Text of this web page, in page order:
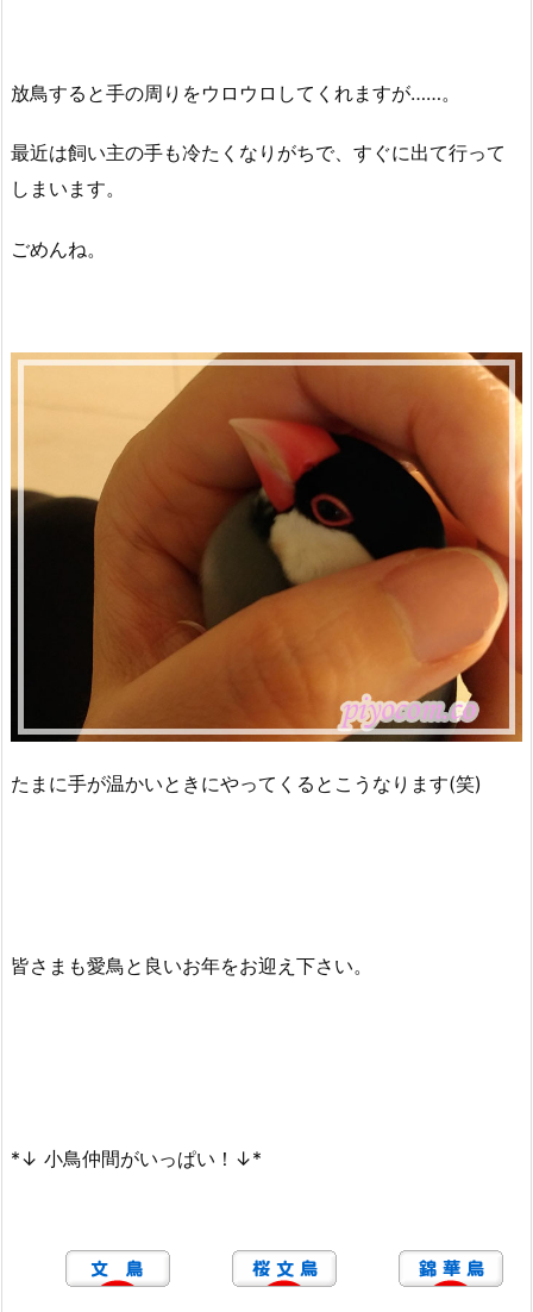
放鳥すると手の周りをウロウロしてくれますが……。
最近は飼い主の手も冷たくなりがちで、すぐに出て行って
しまいます。
ごめんね。
たまに手が温かいときにやってくるとこうなります(笑)
皆さまも愛鳥と良いお年をお迎え下さい。
*↓ 小鳥仲間がいっぱい！↓*